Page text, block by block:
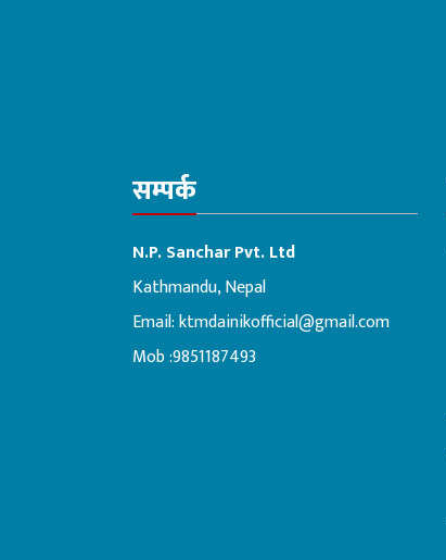
सम्पर्क
N.P. Sanchar Pvt. Ltd
Kathmandu, Nepal
Email:ktmdainikofficial@gmail.com
Mob :9851187493